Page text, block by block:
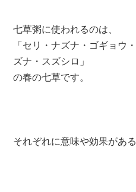
七草粥に使われるのは、
「セリ・ナズナ・ゴギョウ
ズナ・スズシロ」
の春の七草です。
それぞれに意味や効果があ